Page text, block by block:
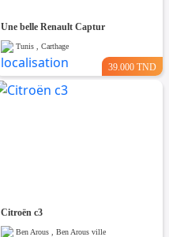
Une belle Renault Captur
Tunis , Carthage
39.000 TND
Citroën c3
Ben Arous , Ben Arous ville